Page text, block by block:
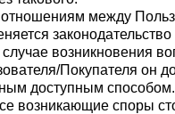
между
возникновения
Покупателя он
доступным способом.
возникающие споры